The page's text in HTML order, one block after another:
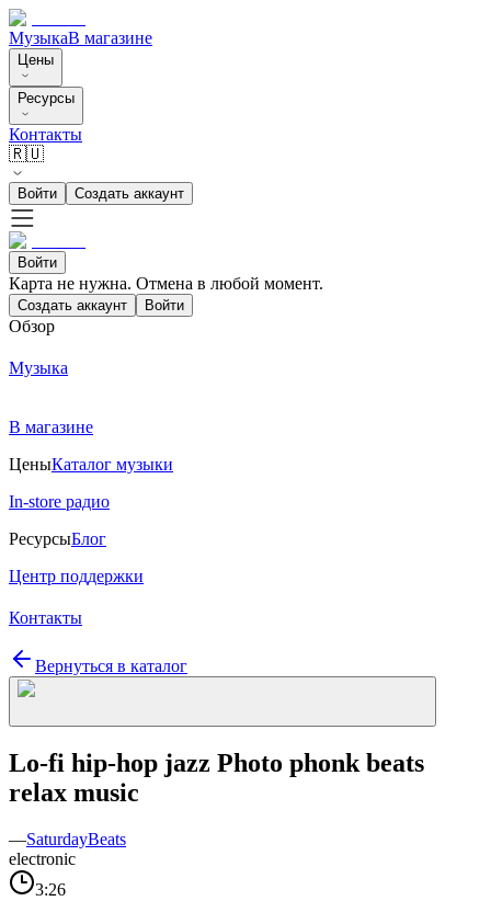
МузыкаВ магазине
Цены
Ресурсы
Контакты
🇷🇺
Войти Создать аккаунт
Войти
Карта не нужна. Отмена в любой момент.
Создать аккаунт Войти
Обзор
Музыка
В магазине
ЦеныКаталог музыки
In-store радио
РесурсыБлог
Центр поддержки
Контакты
Вернуться в каталог
Lo-fi hip-hop jazz Photo phonk beats
relax music
—SaturdayBeats
electronic
3:26